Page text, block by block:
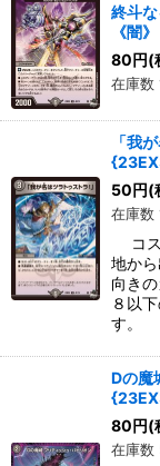
終斗
《闇》
80円(
在庫数
「我
50円(
在庫数
コス
地か
向き
８以
す。
Dの魔
80円(
在庫数